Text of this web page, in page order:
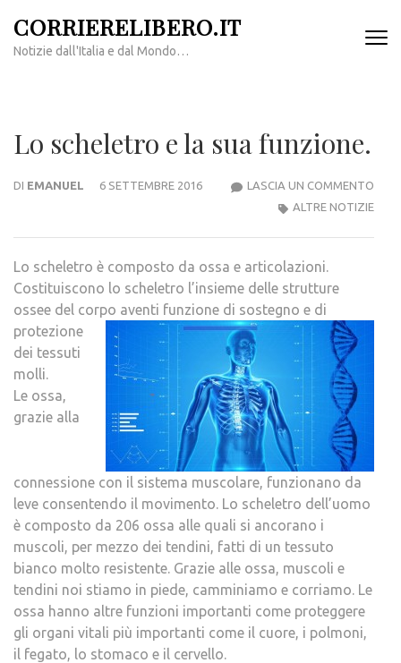
contenuto
CORRIERELIBERO.IT
Notizie dall'Italia e dal Mondo…
Lo scheletro e la sua funzione.
DI EMANUEL 6 SETTEMBRE 2016 LASCIA UN COMMENTO
ALTRE NOTIZIE
Lo scheletro è composto da ossa e articolazioni.
Costituiscono lo scheletro l’insieme delle strutture
ossee del corpo aventi funzione di sostegno e di
protezione
dei tessuti
molli.
Le ossa,
grazie alla
connessione con il sistema muscolare, funzionano da
leve consentendo il movimento. Lo scheletro dell’uomo
è composto da 206 ossa alle quali si ancorano i
muscoli, per mezzo dei tendini, fatti di un tessuto
bianco molto resistente. Grazie alle ossa, muscoli e
tendini noi stiamo in piede, camminiamo e corriamo. Le
ossa hanno altre funzioni importanti come proteggere
gli organi vitali più importanti come il cuore, i polmoni,
il fegato, lo stomaco e il cervello.